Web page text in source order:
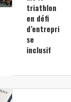
triathlon
en défi
d’entrepri
se
inclusif